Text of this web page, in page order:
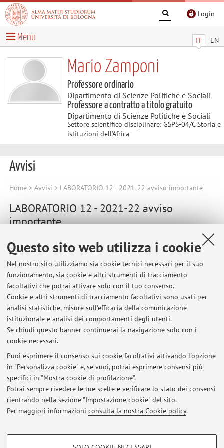
Questo sito web utilizza i cookie
Nel nostro sito utilizziamo sia cookie tecnici necessari per il suo
funzionamento, sia cookie e altri strumenti di tracciamento
facoltativi che potrai attivare solo con il tuo consenso.
Cookie e altri strumenti di tracciamento facoltativi sono usati per
analisi statistiche, misure sull'efficacia della comunicazione
istituzionale e analisi dei comportamenti degli utenti.
Se chiudi questo banner continuerai la navigazione solo con i
cookie necessari.
Puoi esprimere il consenso sui cookie facoltativi attivando l'opzione
in "Personalizza cookie" e, se vuoi, potrai esprimere consensi più
specifici in "Mostra cookie di profilazione".
Potrai sempre rivedere le tue scelte e verificare lo stato dei consensi
rientrando nella sezione "Impostazione cookie" del sito.
Per maggiori informazioni consulta la nostra Cookie policy.
COOKIE DI PROFILAZIONE - FACOLTATIVI
Login
IT EN
Menu
Mario Zamponi
Professore ordinario
Dipartimento di Scienze Politiche e Sociali
Professore a contratto a titolo gratuito
Dipartimento di Scienze Politiche e Sociali
Settore scientifico disciplinare: GSPS-04/C Storia e
istituzioni dell’Africa
Avvisi
Home> Avvisi > LABORATORIO 12 - 2021-22 avviso importante
LABORATORIO 12 - 2021-22 avviso
importante
Pubblicato il: 23 febbraio 2022
Ultimi avvisi
L'Africa nella storia politica internazionale
Pubblicato il: 29 aprile 2026
Tesi triennali in L'Africa nella storia politica internazionale
Pubblicato il: 19 settembre 2023
QUESTIONI DI SVILUPPO NEL SUD GLOBALE
Pubblicato il: 19 ottobre 2022